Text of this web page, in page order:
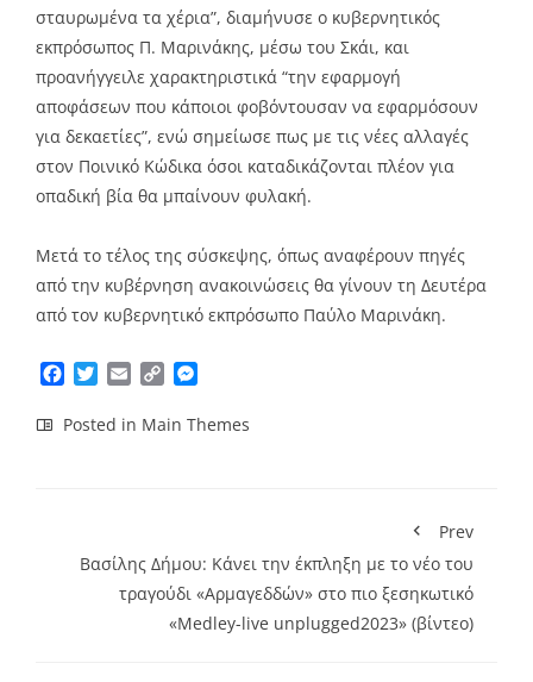
σταυρωμένα τα χέρια”, διαμήνυσε ο κυβερνητικός
εκπρόσωπος Π. Μαρινάκης, μέσω του Σκάι, και
προανήγγειλε χαρακτηριστικά “την εφαρμογή
αποφάσεων που κάποιοι φοβόντουσαν να εφαρμόσουν
για δεκαετίες”, ενώ σημείωσε πως με τις νέες αλλαγές
στον Ποινικό Κώδικα όσοι καταδικάζονται πλέον για
οπαδική βία θα μπαίνουν φυλακή.
Μετά το τέλος της σύσκεψης, όπως αναφέρουν πηγές
από την κυβέρνηση ανακοινώσεις θα γίνουν τη Δευτέρα
από τον κυβερνητικό εκπρόσωπο Παύλο Μαρινάκη.
Facebook
TwitterEmailCopy
Posted in Main Themes
Prev
Βασίλης Δήμου: Κάνει την έκπληξη με το νέο του
τραγούδι «Αρμαγεδδών» στο πιο ξεσηκωτικό
«Μedley-live unplugged2023» (βίντεο)